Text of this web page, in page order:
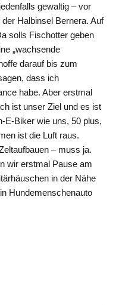
gewaltig – vor
Halbinsel Bernera. Auf
solls Fischotter geben
„wachsende
darauf bis zum
dass ich
habe. Aber erstmal
ist unser Ziel und es ist
E-Biker wie uns, 50 plus,
ist die Luft raus.
– muss ja.
wir erstmal Pause am
in der Nähe
Hundemenschenauto